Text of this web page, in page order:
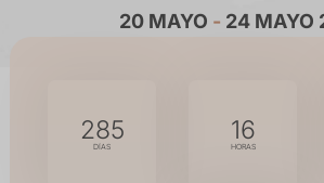
20 MAYO - 24 MAYO
285
DÍAS
16
HORAS